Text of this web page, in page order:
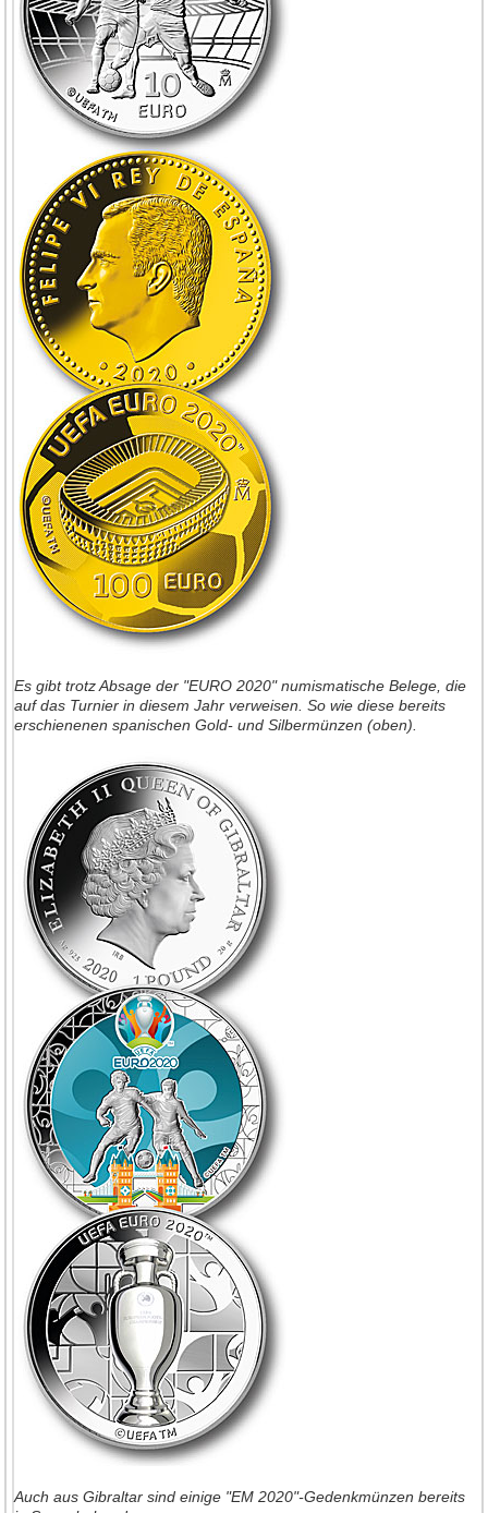
Es gibt trotz Absage der "EURO 2020" numismatische Belege, die
auf das Turnier in diesem Jahr verweisen. So wie diese bereits
erschienenen spanischen Gold- und Silbermünzen (oben).
Auch aus Gibraltar sind einige "EM 2020"-Gedenkmünzen bereits